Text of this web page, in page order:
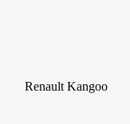
Renault Kangoo